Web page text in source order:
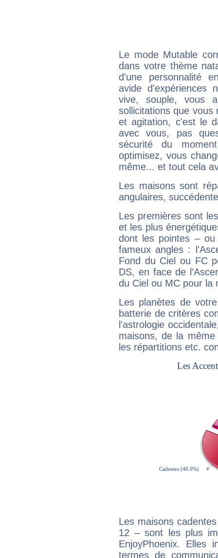
Le mode Mutable
dans votre thème
d'une personnalité
avide d'expériences
vive, souple, vous
sollicitations que vous
et agitation, c'est le
avec vous, pas
sécurité du
optimisez, vous
même... et tout cela
Les maisons sont
angulaires,
Les premières sont
et les plus
dont les pointes –
fameux angles :
Fond du Ciel ou FC
DS, en face de
du Ciel ou MC pour la
Les planètes de
batterie de critères
l'astrologie
maisons, de la
les répartitions etc.
Les maisons
12 – sont les plus
EnjoyPhoenix. Elles
termes de